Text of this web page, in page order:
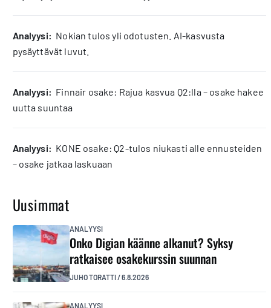
analyysi: Nokian tulos yli odotusten. AI-kasvusta
pysäyttävät luvut.
analyysi: Finnair osake: Rajua kasvua Q2:lla – osake hakee
uutta suuntaa
analyysi: KONE osake: Q2-tulos niukasti alle ennusteiden
– osake jatkaa laskuaan
Uusimmat
ANALYYSI
Onko Digian käänne alkanut? Syksy
ratkaisee osakekurssin suunnan
JUHO TORATTI/6.8.2026
ANALYYSI